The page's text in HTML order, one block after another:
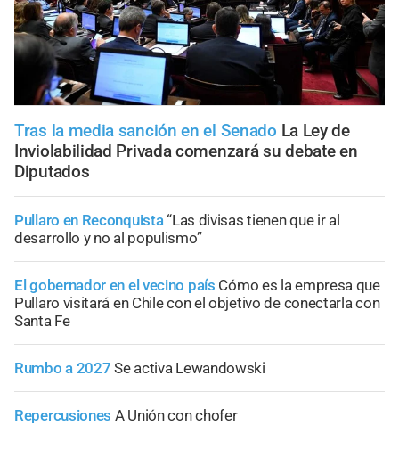
Tras la media sanción en el Senado La Ley de
Inviolabilidad Privada comenzará su debate en
Diputados
Pullaro en Reconquista“Las divisas tienen que ir al
desarrollo y no al populismo”
El gobernador en el vecino país Cómo es la empresa que
Pullaro visitará en Chile con el objetivo de conectarla con
Santa Fe
Rumbo a 2027 Se activa Lewandowski
Repercusiones A Unión con chofer